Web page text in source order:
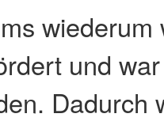
und
Dadurch